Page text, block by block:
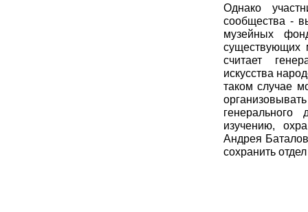
Однако
сообщества -
музейных
существующих
считает
искусства
таком случае
изучению,
Андрея
сохранить